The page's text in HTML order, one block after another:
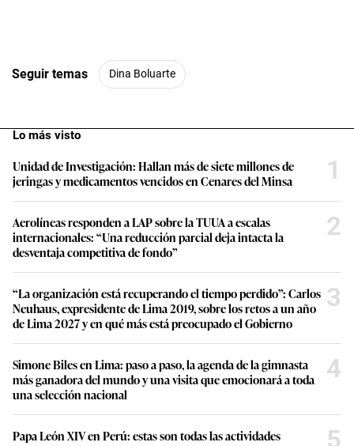
Seguir temas Dina Boluarte
Lo más visto
Unidad de Investigación: Hallan más de siete millones de
jeringas y medicamentos vencidos en Cenares del Minsa
1
Aerolíneas responden a LAP sobre la TUUA a escalas
internacionales: “Una reducción parcial deja intacta la
desventaja competitiva de fondo”
2
“La organización está recuperando el tiempo perdido”: Carlos
Neuhaus, expresidente de Lima 2019, sobre los retos a un año
de Lima 2027 y en qué más está preocupado el Gobierno
3
Simone Biles en Lima: paso a paso, la agenda de la gimnasta
más ganadora del mundo y una visita que emocionará a toda
una selección nacional
4
Papa León XIV en Perú: estas son todas las actividades
5